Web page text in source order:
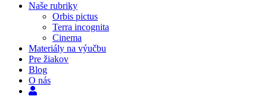
Naše rubriky
Orbis pictus
Terra incognita
Cinema
Materiály na výučbu
Pre žiakov
Blog
O nás
Hľadať